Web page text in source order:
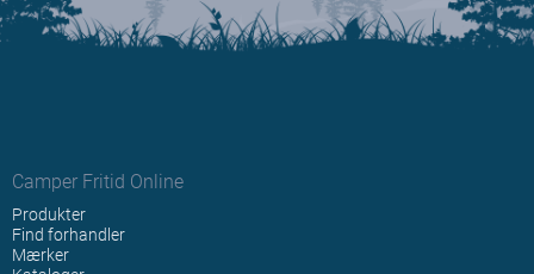
Camper Fritid Online
Produkter
Find forhandler
Mærker